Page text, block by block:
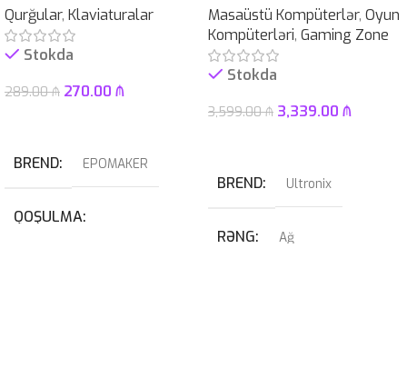
Qurğular, Klaviaturalar
Stokda
289.00₼ 270.00 ₼
BREND EPOMAKER
QOŞULMA
Masaüstü Kompüterlər, Oyun
Kompüterləri, Gaming Zone
Stokda
3,599.00₼ 3,339.00 ₼
BREND Ultronix
RƏNG Ağ